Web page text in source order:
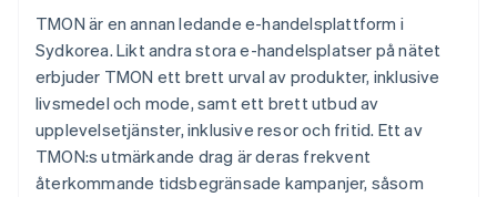
TMON är en annan ledande e-handelsplattform i
Sydkorea. Likt andra stora e-handelsplatser på nätet
erbjuder TMON ett brett urval av produkter, inklusive
livsmedel och mode, samt ett brett utbud av
upplevelsetjänster, inklusive resor och fritid. Ett av
TMON:s utmärkande drag är deras frekvent
återkommande tidsbegränsade kampanjer, såsom